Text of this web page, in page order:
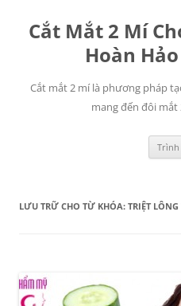
nội
dung
Cắt Mắt 2 Mí
Hoàn
Cắt mắt 2 mí là phương pháp
mang đến đôi
LƯU TRỮ CHO TỪ KHÓA: TRIỆT